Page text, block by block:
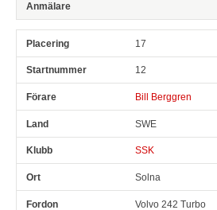
17
12
Bill Berggren
SWE
SSK
Solna
Volvo 242 Turbo